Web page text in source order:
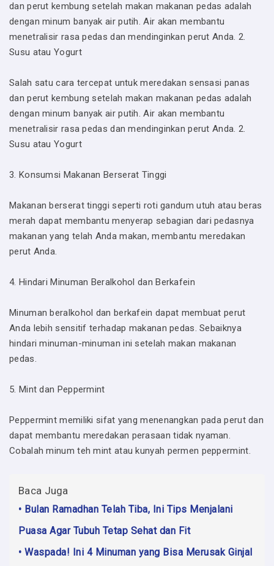
dan perut kembung setelah makan makanan pedas adalah
dengan minum banyak air putih. Air akan membantu
menetralisir rasa pedas dan mendinginkan perut Anda. 2.
Susu atau Yogurt
Salah satu cara tercepat untuk meredakan sensasi panas
dan perut kembung setelah makan makanan pedas adalah
dengan minum banyak air putih. Air akan membantu
menetralisir rasa pedas dan mendinginkan perut Anda. 2.
Susu atau Yogurt
3. Konsumsi Makanan Berserat Tinggi
Makanan berserat tinggi seperti roti gandum utuh atau beras
merah dapat membantu menyerap sebagian dari pedasnya
makanan yang telah Anda makan, membantu meredakan
perut Anda.
4. Hindari Minuman Beralkohol dan Berkafein
Minuman beralkohol dan berkafein dapat membuat perut
Anda lebih sensitif terhadap makanan pedas. Sebaiknya
hindari minuman-minuman ini setelah makan makanan
pedas.
5. Mint dan Peppermint
Peppermint memiliki sifat yang menenangkan pada perut dan
dapat membantu meredakan perasaan tidak nyaman.
Cobalah minum teh mint atau kunyah permen peppermint.
Baca Juga
• Bulan Ramadhan Telah Tiba, Ini Tips Menjalani
Puasa Agar Tubuh Tetap Sehat dan Fit
• Waspada! Ini 4 Minuman yang Bisa Merusak Ginjal